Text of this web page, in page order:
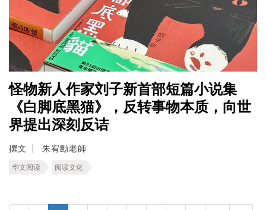
怪物新人作家刘子新首部短篇小说集
《白脚底黑猫》，反转事物本质，向世
界提出深刻反诘
撰文 朱宥勳老師
华文阅读 阅读文化